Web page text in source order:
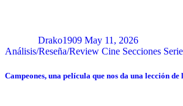
Drako1909 May 11, 2026
Análisis/Reseña/Review Cine Secciones
Campeones, una película que nos da una lección de